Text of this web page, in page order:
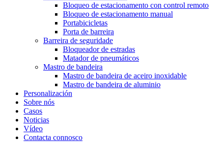
Bloqueo de estacionamento con control remoto
Bloqueo de estacionamento manual
Portabicicletas
Porta de barreira
Barreira de seguridade
Bloqueador de estradas
Matador de pneumáticos
Mastro de bandeira
Mastro de bandeira de aceiro inoxidable
Mastro de bandeira de aluminio
Personalización
Sobre nós
Casos
Noticias
Vídeo
Contacta connosco